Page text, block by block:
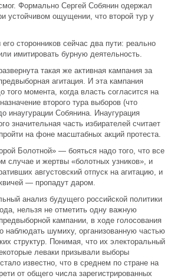
Формально Сергей Собянин одержал
устойчивом ощущении, что второй тур у
сторонников сейчас два пути: реально
имитировать бурную деятельность.
такая же активная кампания за
агитация. И эта кампания
момента, когда власть согласится на
второго тура выборов (что
инаугурации Собянина. Инаугурация
значительная часть избирателей считает
на фоне масштабных акций протеста.
Болотной» — бояться надо того, что все
случае и жертвы «болотных узников», и
августовский отпуск на агитацию, и
— пропадут даром.
анализ будущего российской политики
нельзя не отметить одну важную
кампании, в ходе голосования
наблюдать шумиху, организованную частью
структур. Понимая, что их электоральный
леваки призывали выборы
известно, что в среднем по стране на
от общего числа зарегистрированных